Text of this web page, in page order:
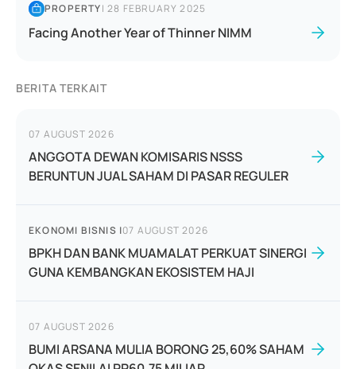
PROPERTY|28 FEBRUARY 2025
Facing Another Year of Thinner NIMM
BERITA TERKAIT
07 AUGUST 2026
ANGGOTA DEWAN KOMISARIS NSSS
BERUNTUN JUAL SAHAM DI PASAR REGULER
EKONOMI BISNIS |07 AUGUST 2026
BPKH DAN BANK MUAMALAT PERKUAT SINERGI
GUNA KEMBANGKAN EKOSISTEM HAJI
07 AUGUST 2026
BUMI ARSANA MULIA BORONG 25,60% SAHAM